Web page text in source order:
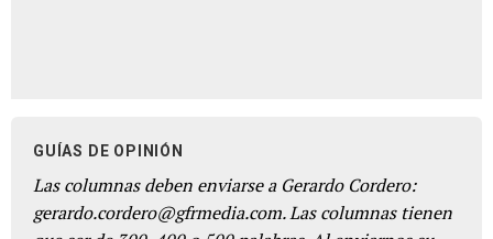
GUÍAS DE OPINIÓN
Las columnas deben enviarse a Gerardo Cordero:
gerardo.cordero@gfrmedia.com. Las columnas tienen